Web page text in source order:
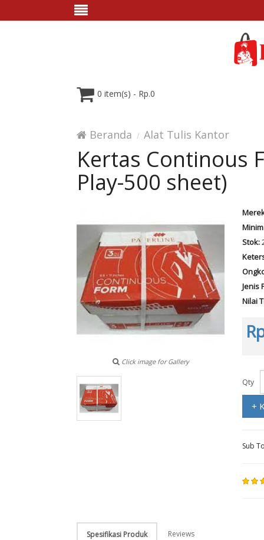
0 item(s) - Rp.0
Beranda Alat Tulis Kantor
Kertas Continous
Play-500 sheet)
Click image for Gallery
Stok:
Jenis
Nilai
Qty
+
Sub
Spesifikasi Produk Reviews